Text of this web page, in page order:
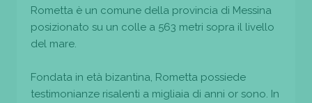
Rometta è un comune della provincia di Messina
posizionato su un colle a 563 metri sopra il livello
del mare.
Fondata in età bizantina, Rometta possiede
testimonianze risalenti a migliaia di anni or sono. In